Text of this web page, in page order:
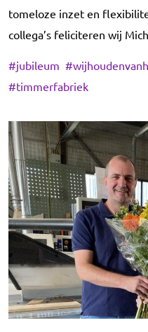
tomeloze inzet en
collega’s feliciteren wij
#jubileum
#timmerfabriek